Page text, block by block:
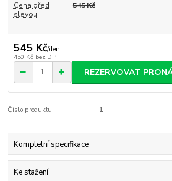
Cena před
slevou
545 Kč
545 Kč/den
450 Kč bez DPH
REZERVOVAT
Číslo produktu: 1
Kompletní specifikace
Ke stažení